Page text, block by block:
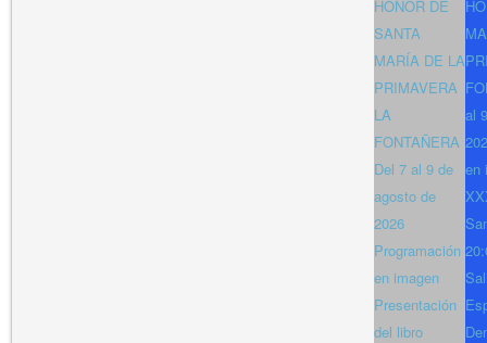
HONOR DE
SANTA
MARÍA DE LA
PRIMAVERA
LA
FONTAÑERA
Del 7 al 9 de
agosto de
2026
Programación
en imagen
Presentación
del libro
al
en